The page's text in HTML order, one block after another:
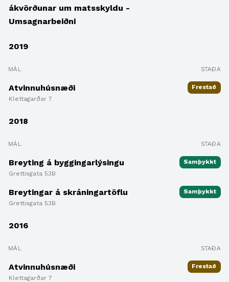
ákvörðunar um matsskyldu -
Umsagnarbeiðni
2019
MÁL STAÐA
Atvinnuhúsnæði
Klettagarðar 7
Frestað
2018
MÁL STAÐA
Breyting á byggingarlýsingu
Grettisgata 53B
Samþykkt
Breytingar á skráningartöflu
Grettisgata 53B
Samþykkt
2016
MÁL STAÐA
Atvinnuhúsnæði
Klettagarðar 7
Frestað